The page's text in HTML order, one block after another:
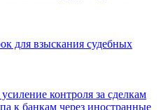
для взыскания судебных
контроля за сделкам
к банкам через иностранные